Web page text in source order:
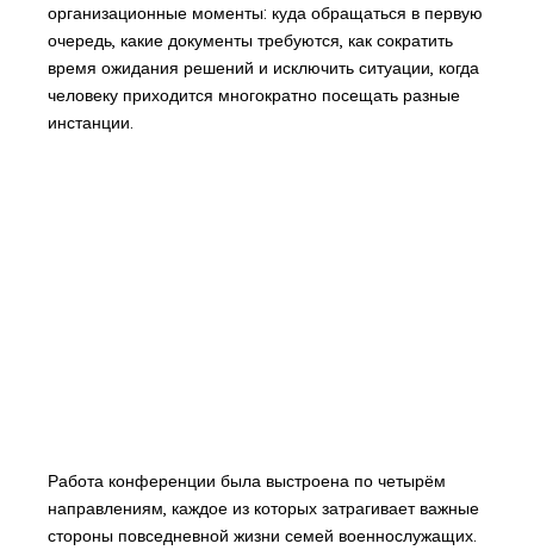
организационные моменты: куда обращаться в первую
очередь, какие документы требуются, как сократить
время ожидания решений и исключить ситуации, когда
человеку приходится многократно посещать разные
инстанции.
Работа конференции была выстроена по четырём
направлениям, каждое из которых затрагивает важные
стороны повседневной жизни семей военнослужащих.